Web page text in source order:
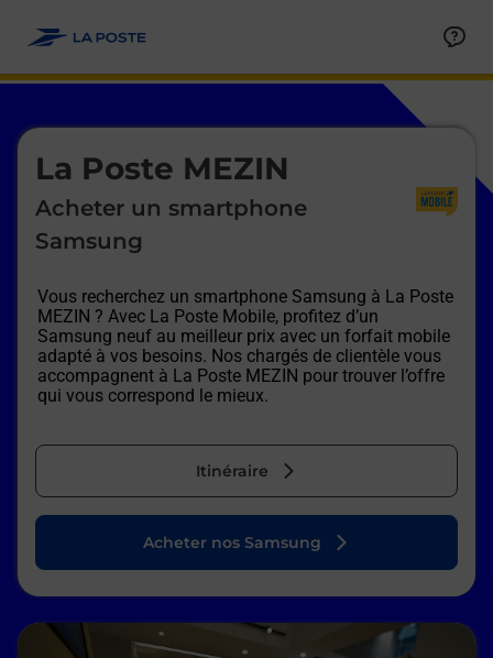
La Poste MEZIN
Acheter un smartphone
Samsung
Vous recherchez un smartphone Samsung à La Poste
MEZIN ? Avec La Poste Mobile, profitez d’un
Samsung neuf au meilleur prix avec un forfait mobile
adapté à vos besoins. Nos chargés de clientèle vous
accompagnent à La Poste MEZIN pour trouver l’offre
qui vous correspond le mieux.
Itinéraire
Le lien s'ouvre dans un nouvel onglet
Acheter nos Samsung